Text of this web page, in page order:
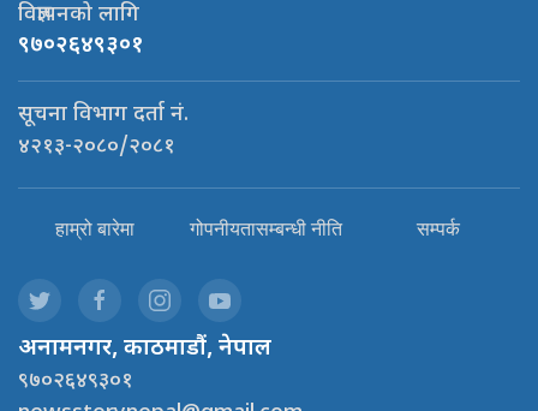
विज्ञापनको लागि
९७०२६४९३०१
सूचना विभाग दर्ता नं.
४२१३-२०८०/२०८१
हाम्रो बारेमा गोपनीयतासम्बन्धी नीति सम्पर्क
अनामनगर, काठमाडौं, नेपाल
९७०२६४९३०१